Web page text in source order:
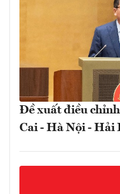
Đề xuất điều
Cai - Hà Nội - Hải